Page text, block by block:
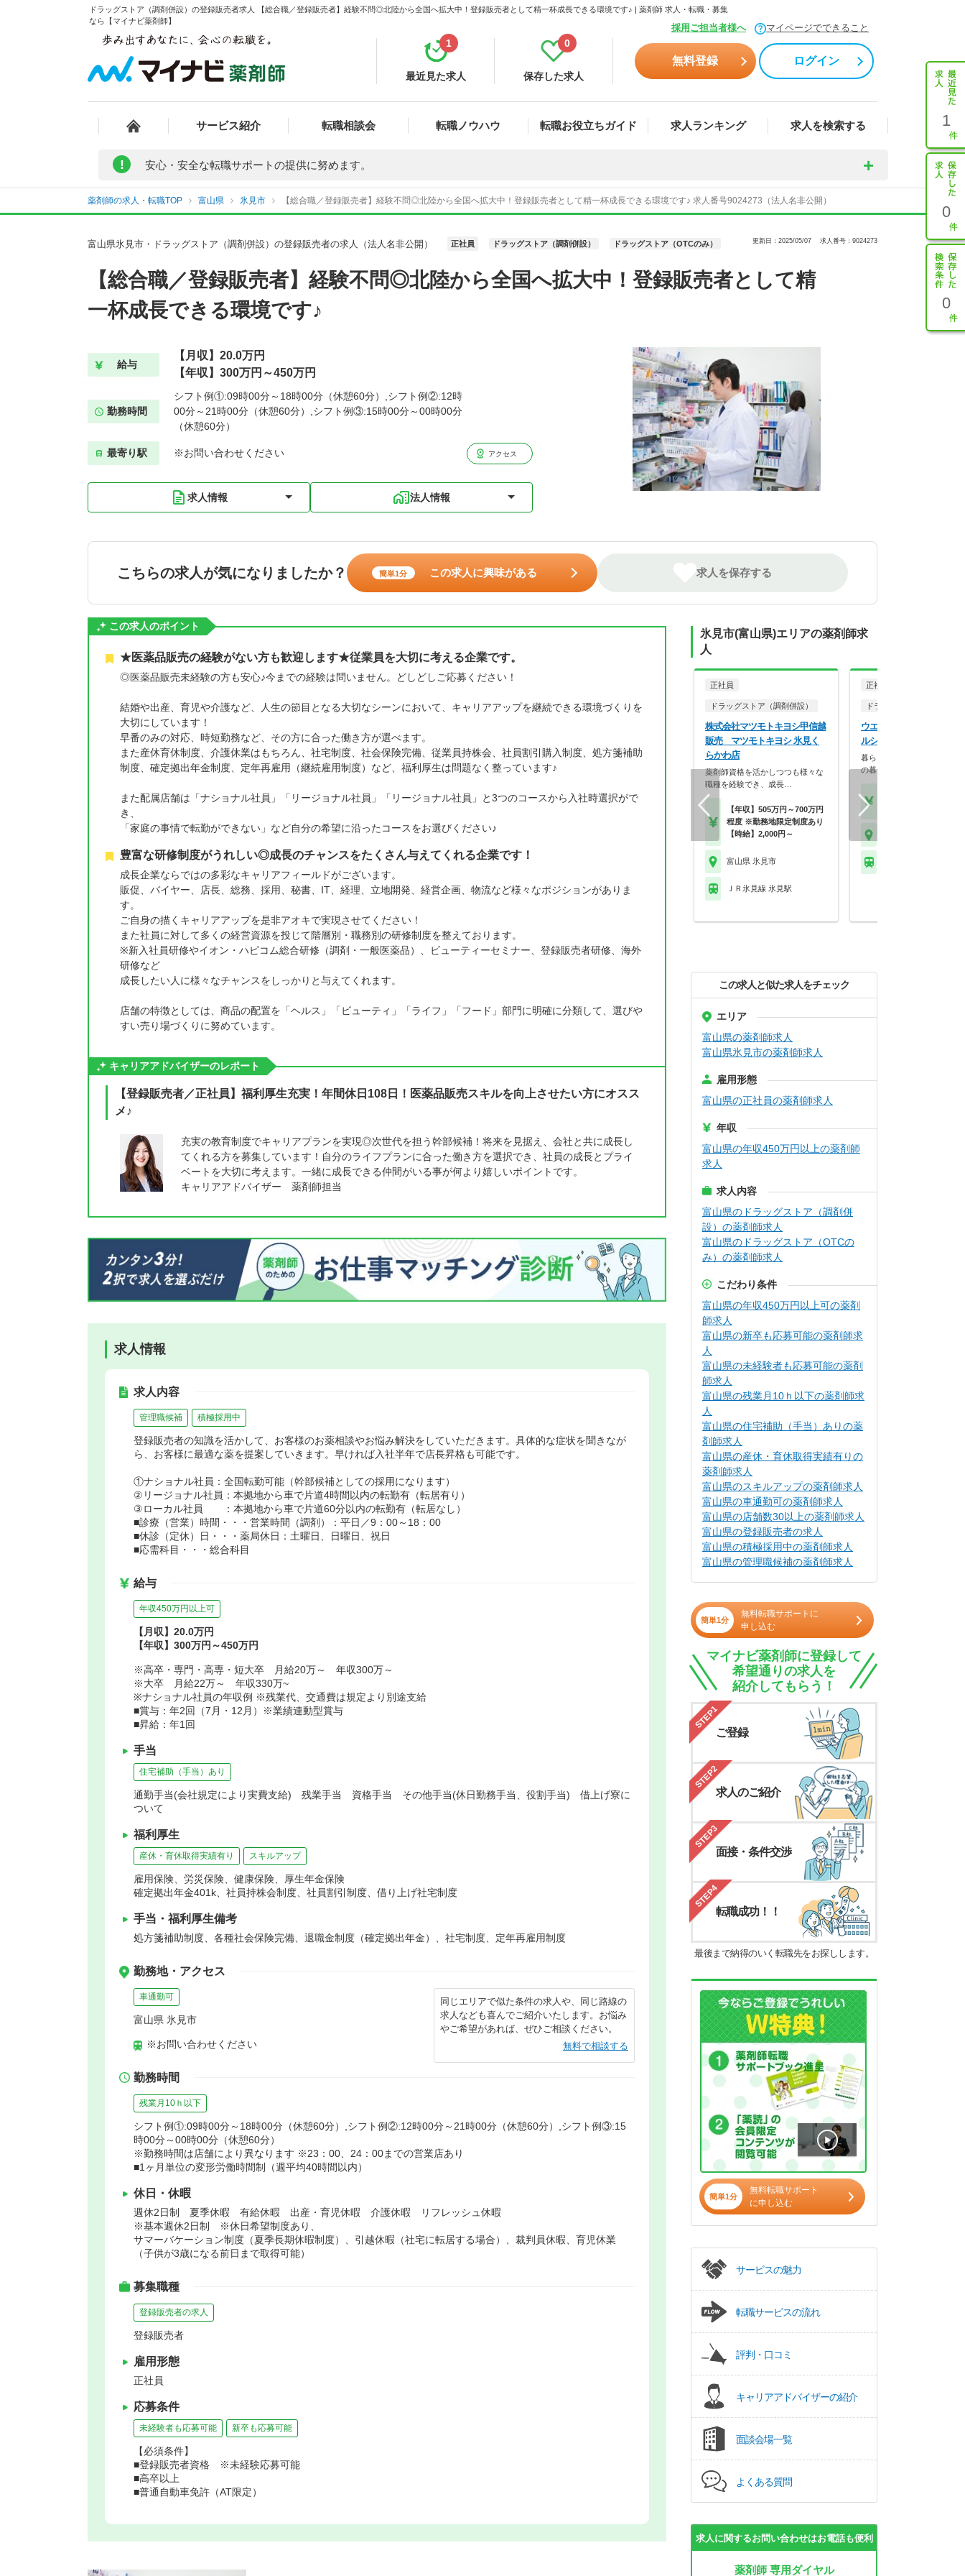
ドラッグストア（調剤併設）の登録販売者求人 【総合職／登録販売者】経験不問◎北陸から全国へ拡大中！登録販売者として精一杯成長できる環境です♪ | 薬剤師 求人・転職・募集
なら【マイナビ薬剤師】
採用ご担当者様へ マイページでできること
最近見た求人
1
保存した求人
0
無料登録 ログイン
サービス紹介 転職相談会 転職ノウハウ 転職お役立ちガイド 求人ランキング 求人を検索する 1
0
0
! 安心・安全な転職サポートの提供に努めます。
薬剤師の求人・転職TOP 富山県 氷見市 【総合職／登録販売者】経験不問◎北陸から全国へ拡大中！登録販売者として精一杯成長できる環境です♪ 求人番号9024273（法人名非公開）
富山県氷見市・ドラッグストア（調剤併設）の登録販売者の求人（法人名非公開） 正社員 ドラッグストア（調剤併設） ドラッグストア（OTCのみ） 更新日：2025/05/07 求人番号：9024273
【総合職／登録販売者】経験不問◎北陸から全国へ拡大中！登録販売者として精
一杯成長できる環境です♪
給与
【月収】20.0万円
【年収】300万円～450万円
勤務時間
シフト例①:09時00分～18時00分（休憩60分）,シフト例②:12時
00分～21時00分（休憩60分）,シフト例③:15時00分～00時00分
（休憩60分）
最寄り駅 ※お問い合わせください アクセス
求人情報 法人情報
こちらの求人が気になりましたか？ 簡単1分 この求人に興味がある 求人を保存する
この求人のポイント
★医薬品販売の経験がない方も歓迎します★従業員を大切に考える企業です。
◎医薬品販売未経験の方も安心♪今までの経験は問いません。どしどしご応募ください！
結婚や出産、育児や介護など、人生の節目となる大切なシーンにおいて、キャリアアップを継続できる環境づくりを
大切にしています！
早番のみの対応、時短勤務など、その方に合った働き方が選べます。
また産休育休制度、介護休業はもちろん、社宅制度、社会保険完備、従業員持株会、社員割引購入制度、処方箋補助
制度、確定拠出年金制度、定年再雇用（継続雇用制度）など、福利厚生は問題なく整っています♪
また配属店舗は「ナショナル社員」「リージョナル社員」「リージョナル社員」と3つのコースから入社時選択がで
き、
「家庭の事情で転勤ができない」など自分の希望に沿ったコースをお選びください♪
豊富な研修制度がうれしい◎成長のチャンスをたくさん与えてくれる企業です！
成長企業ならではの多彩なキャリアフィールドがございます。
販促、バイヤー、店長、総務、採用、秘書、IT、経理、立地開発、経営企画、物流など様々なポジションがありま
す。
ご自身の描くキャリアアップを是非アオキで実現させてください！
また社員に対して多くの経営資源を投じて階層別・職務別の研修制度を整えております。
※新入社員研修やイオン・ハピコム総合研修（調剤・一般医薬品）、ビューティーセミナー、登録販売者研修、海外
研修など
成長したい人に様々なチャンスをしっかりと与えてくれます。
店舗の特徴としては、商品の配置を「ヘルス」「ビューティ」「ライフ」「フード」部門に明確に分類して、選びや
すい売り場づくりに努めています。
キャリアアドバイザーのレポート
【登録販売者／正社員】福利厚生充実！年間休日108日！医薬品販売スキルを向上させたい方にオスス
メ♪
充実の教育制度でキャリアプランを実現◎次世代を担う幹部候補！将来を見据え、会社と共に成長し
てくれる方を募集しています！自分のライフプランに合った働き方を選択でき、社員の成長とプライ
ベートを大切に考えます。一緒に成長できる仲間がいる事が何より嬉しいポイントです。
キャリアアドバイザー 薬剤師担当
求人情報
求人内容
管理職候補 積極採用中
登録販売者の知識を活かして、お客様のお薬相談やお悩み解決をしていただきます。具体的な症状を聞きなが
ら、お客様に最適な薬を提案していきます。早ければ入社半年で店長昇格も可能です。
①ナショナル社員：全国転勤可能（幹部候補としての採用になります）
②リージョナル社員：本拠地から車で片道4時間以内の転勤有（転居有り）
③ローカル社員 ：本拠地から車で片道60分以内の転勤有（転居なし）
■診療（営業）時間・・・営業時間（調剤）：平日／9：00～18：00
■休診（定休）日・・・薬局休日：土曜日、日曜日、祝日
■応需科目・・・総合科目
給与
年収450万円以上可
【月収】20.0万円
【年収】300万円～450万円
※高卒・専門・高専・短大卒 月給20万～ 年収300万～
※大卒 月給22万～ 年収330万~
※ナショナル社員の年収例 ※残業代、交通費は規定より別途支給
■賞与：年2回（7月・12月）※業績連動型賞与
■昇給：年1回
手当
住宅補助（手当）あり
通勤手当(会社規定により実費支給) 残業手当 資格手当 その他手当(休日勤務手当、役割手当) 借上げ寮に
ついて
福利厚生
産休・育休取得実績有り スキルアップ
雇用保険、労災保険、健康保険、厚生年金保険
確定拠出年金401k、社員持株会制度、社員割引制度、借り上げ社宅制度
手当・福利厚生備考
処方箋補助制度、各種社会保険完備、退職金制度（確定拠出年金）、社宅制度、定年再雇用制度
勤務地・アクセス
車通勤可
富山県 氷見市
※お問い合わせください
同じエリアで似た条件の求人や、同じ路線の
求人なども喜んでご紹介いたします。お悩み
やご希望があれば、ぜひご相談ください。
無料で相談する
勤務時間
残業月10ｈ以下
シフト例①:09時00分～18時00分（休憩60分）,シフト例②:12時00分～21時00分（休憩60分）,シフト例③:15
時00分～00時00分（休憩60分）
※勤務時間は店舗により異なります ※23：00、24：00までの営業店あり
■1ヶ月単位の変形労働時間制（週平均40時間以内）
休日・休暇
週休2日制 夏季休暇 有給休暇 出産・育児休暇 介護休暇 リフレッシュ休暇
※基本週休2日制 ※休日希望制度あり、
サマーバケーション制度（夏季長期休暇制度）、引越休暇（社宅に転居する場合）、裁判員休暇、育児休業
（子供が3歳になる前日まで取得可能）
募集職種
登録販売者の求人
登録販売者
雇用形態
正社員
応募条件
未経験者も応募可能 新卒も応募可能
【必須条件】
■登録販売者資格 ※未経験応募可能
■高卒以上
■普通自動車免許（AT限定）
氷見市(富山県)エリアの薬剤師求
人
正社員
ドラッグストア（調剤併設）
株式会社マツモトキヨシ甲信越
販売 マツモトキヨシ 氷見く
らかわ店
薬剤師資格を活かしつつも様々な
職種を経験でき、成長…
【年収】505万円～700万円
程度 ※勤務地限定制度あり
【時給】2,000円～
富山県 氷見市
ＪＲ氷見線 氷見駅
正社員
ドラッグストア（調剤併設
ウエルシア薬局株式会社
ルシア氷見諏訪野店
暮らしを支える仕事だから、
の暮らしも大切に。業…
この求人と似た求人をチェック
エリア
富山県の薬剤師求人
富山県氷見市の薬剤師求人
雇用形態
富山県の正社員の薬剤師求人
年収
富山県の年収450万円以上の薬剤師
求人
求人内容
富山県のドラッグストア（調剤併
設）の薬剤師求人
富山県のドラッグストア（OTCの
み）の薬剤師求人
こだわり条件
富山県の年収450万円以上可の薬剤
師求人
富山県の新卒も応募可能の薬剤師求
人
富山県の未経験者も応募可能の薬剤
師求人
富山県の残業月10ｈ以下の薬剤師求
人
富山県の住宅補助（手当）ありの薬
剤師求人
富山県の産休・育休取得実績有りの
薬剤師求人
富山県のスキルアップの薬剤師求人
富山県の車通勤可の薬剤師求人
富山県の店舗数30以上の薬剤師求人
富山県の登録販売者の求人
富山県の積極採用中の薬剤師求人
富山県の管理職候補の薬剤師求人
簡単1分
無料転職サポートに
申し込む
マイナビ薬剤師に登録して
希望通りの求人を
紹介してもらう！
STEP1
ご登録
STEP2
求人のご紹介
STEP3
面接・条件交渉
STEP4
転職成功！！
最後まで納得のいく転職先をお探しします。
簡単1分
無料転職サポート
に申し込む
サービスの魅力
転職サービスの流れ
評判・口コミ
キャリアアドバイザーの紹介
面談会場一覧
よくある質問
求人に関するお問い合わせはお電話も便利
薬剤師 専用ダイヤル